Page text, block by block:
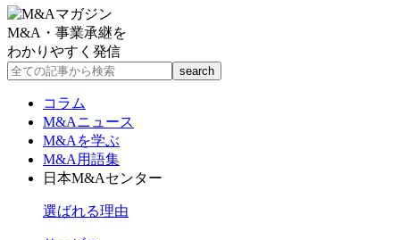
M&A・事業承継を
わかりやすく発信
コラム
M&Aニュース
M&Aを学ぶ
M&A用語集
日本M&Aセンター
選ばれる理由